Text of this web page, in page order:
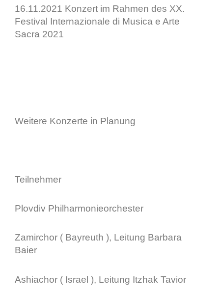
16.11.2021 Konzert im Rahmen des XX.
Festival Internazionale di Musica e Arte
Sacra 2021
Weitere Konzerte in Planung
Teilnehmer
Plovdiv Philharmonieorchester
Zamirchor ( Bayreuth ), Leitung Barbara
Baier
Ashiachor ( Israel ), Leitung Itzhak Tavior